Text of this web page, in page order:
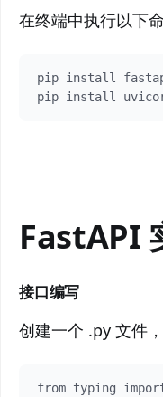
在终端中执行以下
pip install
FastAPI
接口编写
创建一个 .py 文件
from typing